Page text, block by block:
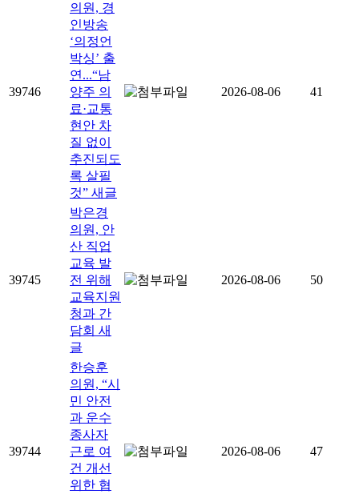
39746
의원, 경
인방송
‘의정언
박싱’ 출
연...“남
양주 의
료·교통
현안 차
질 없이
추진되도
록 살필
것” 새글
2026-08-06 41
39745
박은경
의원, 안
산 직업
교육 발
전 위해
교육지원
청과 간
담회 새
글
2026-08-06 50
39744
한승훈
의원, “시
민 안전
과 운수
종사자
근로 여
건 개선
위한 협
2026-08-06 47